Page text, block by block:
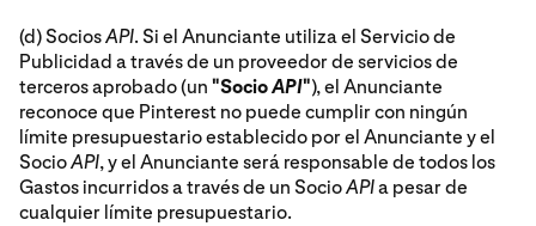
(d) SociosAPI. Si el Anunciante utiliza el Servicio de
Publicidad a través de un proveedor de servicios de
terceros aprobado (un "SocioAPI"), el Anunciante
reconoce que Pinterest no puede cumplir con ningún
límite presupuestario establecido por el Anunciante y el
SocioAPI, y el Anunciante será responsable de todos los
Gastos incurridos a través de un SocioAPIa pesar de
cualquier límite presupuestario.